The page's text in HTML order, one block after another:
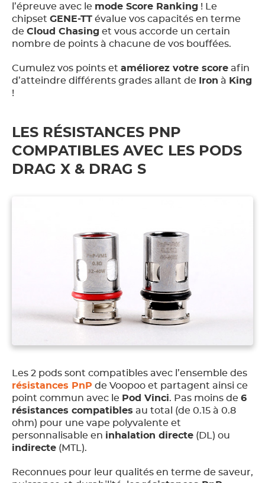
l’épreuve avec le mode Score Ranking ! Le
chipset GENE-TT évalue vos capacités en terme
de Cloud Chasing et vous accorde un certain
nombre de points à chacune de vos bouffées.
Cumulez vos points et améliorez votre score afin
d’atteindre différents grades allant de
Iron à King
!
LES RÉSISTANCES PNP
COMPATIBLES AVEC LES PODS
DRAG X & DRAG S
Les 2 pods sont compatibles avec l’ensemble des
résistances PnP de Voopoo et partagent ainsi ce
point commun avec le Pod Vinci. Pas moins de 6
résistances compatibles au total (de 0.15 à 0.8
ohm) pour une vape polyvalente et
personnalisable en inhalation directe (DL) ou
indirecte (MTL).
Reconnues pour leur qualités en terme de saveur,